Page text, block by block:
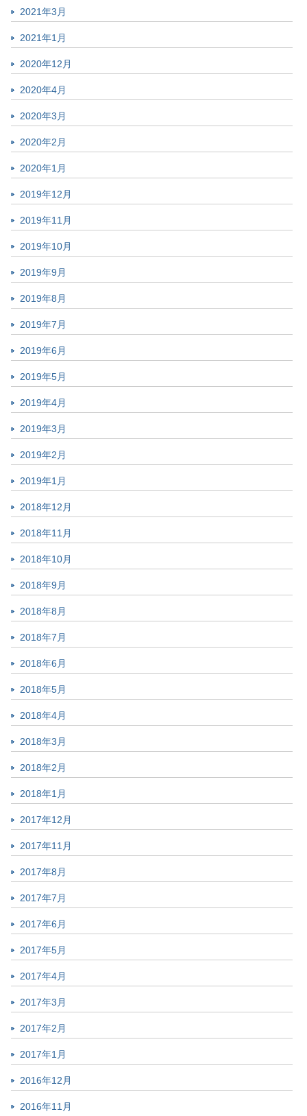
2021年3月
2021年1月
2020年12月
2020年4月
2020年3月
2020年2月
2020年1月
2019年12月
2019年11月
2019年10月
2019年9月
2019年8月
2019年7月
2019年6月
2019年5月
2019年4月
2019年3月
2019年2月
2019年1月
2018年12月
2018年11月
2018年10月
2018年9月
2018年8月
2018年7月
2018年6月
2018年5月
2018年4月
2018年3月
2018年2月
2018年1月
2017年12月
2017年11月
2017年8月
2017年7月
2017年6月
2017年5月
2017年4月
2017年3月
2017年2月
2017年1月
2016年12月
2016年11月